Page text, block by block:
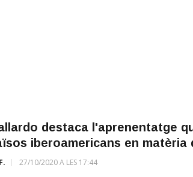
destaca l'aprenentatge
iberoamericans en matèria
27/10/2020 A LES 17:44